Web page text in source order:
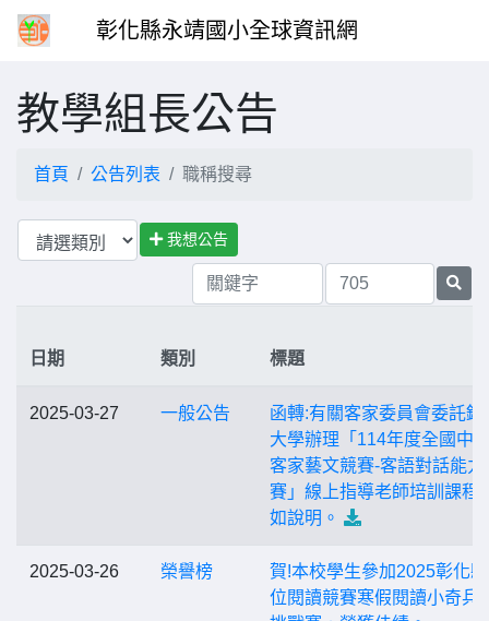
彰化縣永靖國小全球資訊網
教學組長公告
首頁 公告列表 職稱搜尋
我想公告
日期 類別 標題
2025-03-27 一般公告
函轉:有關客家委員會委託銘
大學辦理「114年度全國中
客家藝文競賽-客語對話能力
賽」線上指導老師培訓課程
如說明。
2025-03-26 榮譽榜
賀!本校學生參加2025彰化
位閱讀競賽寒假閱讀小奇兵